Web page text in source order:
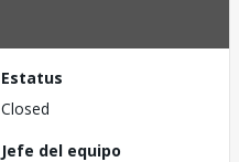
Estatus
Closed
Jefe del equipo